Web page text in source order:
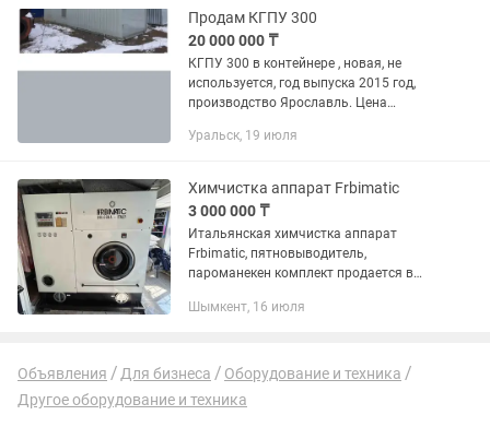
Продам КГПУ 300
20 000 000 ₸
КГПУ 300 в контейнере , новая, не
используется, год выпуска 2015 год,
производство Ярославль. Цена
Уральск, 19 июля
Химчистка аппарат Frbimatic
3 000 000 ₸
Итальянская химчистка аппарат
Frbimatic, пятновыводитель,
пароманекен комплект продается в
Шымкент, 16 июля
Объявления Для бизнеса
Оборудование и техника
Другое оборудование и техника